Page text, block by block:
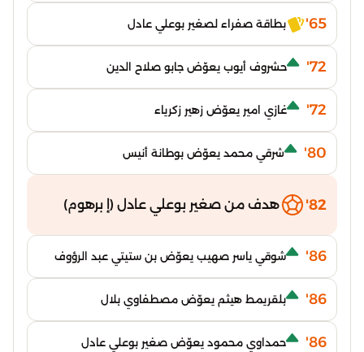
65' بطاقة صفراء لصغير بوعلي عادل
72' حشروف أيوب يعوّض جابو صلاح الدين
72' غازي امير يعوّض زهير زكرياء
80' شرقي محمد يعوّض بوطانة أنيس
82' هدف من صغير بوعلي عادل (إ برهوم)
86' شوقي ياسر صهيب يعوّض بن ستيتي عبد الرؤوف
86' بلقريمط هيثم يعوّض مصطفاوي بلال
86' حمداوي محمود يعوّض صغير بوعلي عادل